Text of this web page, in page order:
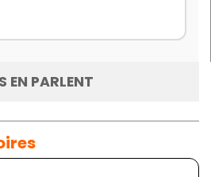
EN PARLENT